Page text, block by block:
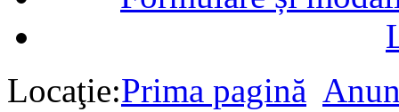
Locaţie:Prima pagină